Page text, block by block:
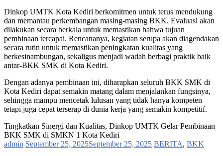
Dinkop UMTK Kota Kediri berkomitmen untuk terus mendukung
dan memantau perkembangan masing-masing BKK. Evaluasi akan
dilakukan secara berkala untuk memastikan bahwa tujuan
pembinaan tercapai. Rencananya, kegiatan serupa akan diagendakan
secara rutin untuk memastikan peningkatan kualitas yang
berkesinambungan, sekaligus menjadi wadah berbagi praktik baik
antar-BKK SMK di Kota Kediri.
Dengan adanya pembinaan ini, diharapkan seluruh BKK SMK di
Kota Kediri dapat semakin matang dalam menjalankan fungsinya,
sehingga mampu mencetak lulusan yang tidak hanya kompeten
tetapi juga cepat terserap di dunia kerja yang semakin kompetitif.
Tingkatkan Sinergi dan Kualitas, Dinkop UMTK Gelar Pembinaan
BKK SMK di SMKN 1 Kota Kediri
admin September 25, 2025September 25, 2025 BERITA, BKK